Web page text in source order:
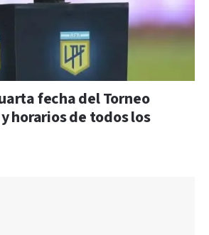
fecha del Torneo
horarios de todos los